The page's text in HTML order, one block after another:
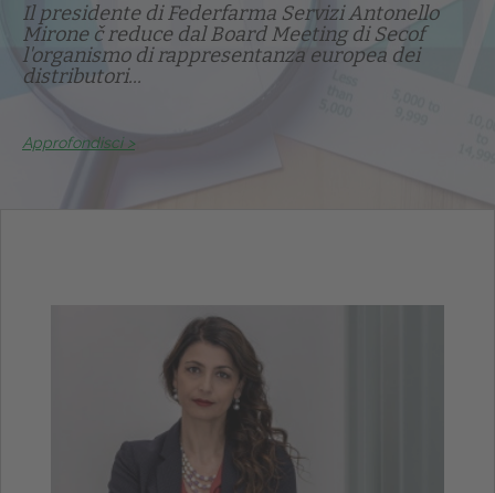
Il presidente di Federfarma Servizi Antonello
Mirone č reduce dal Board Meeting di Secof
l'organismo di rappresentanza europea dei
distributori...
Approfondisci >